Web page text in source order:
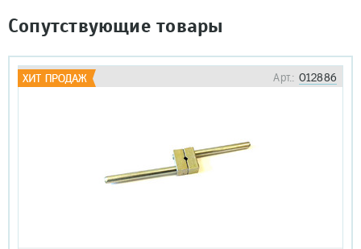
Сопутствующие товары
Арт.: 012886